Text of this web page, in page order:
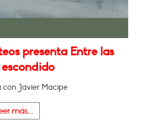
presenta Entre las
Javier Macipe
más...